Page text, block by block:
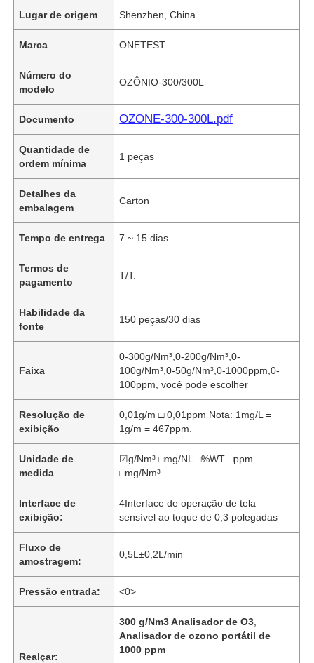
Lugar de origem Shenzhen, China
Marca ONETEST
Número do
modelo
OZÔNIO-300/300L
Documento OZONE-300-300L.pdf
Quantidade de
ordem mínima
1 peças
Detalhes da
embalagem
Carton
Tempo de entrega 7 ~ 15 dias
Termos de
pagamento
T/T.
Habilidade da
fonte
150 peças/30 dias
Faixa
0-300g/Nm³,0-200g/Nm³,0-
100g/Nm³,0-50g/Nm³,0-1000ppm,0-
100ppm, você pode escolher
Resolução de
exibição
0,01g/m □ 0,01ppm Nota: 1mg/L =
1g/m = 467ppm.
Unidade de
medida
☑g/Nm³ □mg/NL □%WT □ppm
□mg/Nm³
Interface de
exibição:
4Interface de operação de tela
sensível ao toque de 0,3 polegadas
Fluxo de
amostragem:
0,5L±0,2L/min
Pressão entrada: <0>
Realçar:
300 g/Nm3 Analisador de O3
Analisador de ozono portátil de
1000 ppm